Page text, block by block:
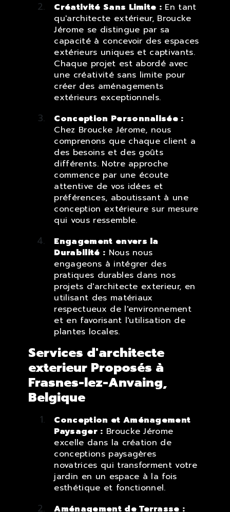
Créativité Sans Limite : En tant
qu'architecte extérieur, Broucke
Jérome se distingue par sa
capacité à concevoir des espaces
extérieurs uniques et captivants.
Chaque projet est abordé avec
une créativité sans limite pour
créer des aménagements
extérieurs exceptionnels.
Conception Personnalisée :
Chez Broucke Jérome, nous
comprenons que chaque client a
des besoins et des goûts
différents. Notre approche
commence par une écoute
attentive de vos idées et
préférences, aboutissant à une
conception extérieure sur mesure
qui vous ressemble.
Engagement envers la
Durabilité : Nous nous
engageons à intégrer des
pratiques durables dans nos
projets d'architecte exterieur, en
utilisant des matériaux
respectueux de l'environnement
et en favorisant l'utilisation de
plantes locales.
Services d'architecte
exterieur Proposés à
Frasnes-lez-Anvaing,
Belgique
Conception et Aménagement
Paysager : Broucke Jérome
excelle dans la création de
conceptions paysagères
novatrices qui transforment votre
jardin en un espace à la fois
esthétique et fonctionnel.
Aménagement de Terrasse :